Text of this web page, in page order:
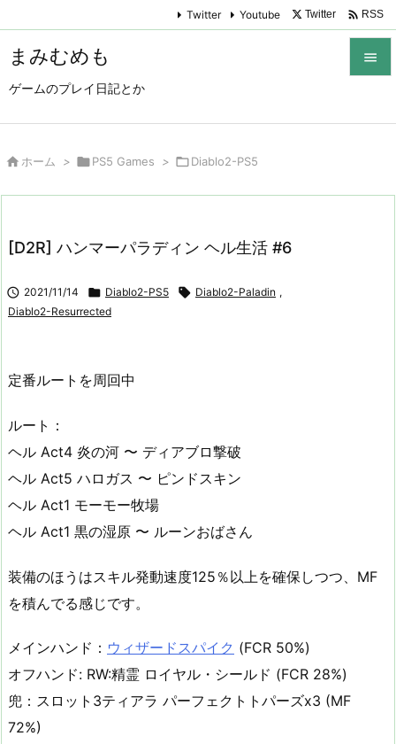
まみむめも
ゲームのプレイ日記とか

Twitter Youtube Twitter  RSS
 ホーム > PS5 Games > Diablo2-PS5
[D2R] ハンマーパラディン ヘル生活 #6
 2021/11/14  Diablo2-PS5  Diablo2-Paladin ,
Diablo2-Resurrected
定番ルートを周回中
ルート：
ヘル Act4 炎の河 〜 ディアブロ撃破
ヘル Act5 ハロガス 〜 ピンドスキン
ヘル Act1 モーモー牧場
ヘル Act1 黒の湿原 〜 ルーンおばさん
装備のほうはスキル発動速度125％以上を確保しつつ、MF
を積んでる感じです。
メインハンド： ウィザードスパイク (FCR 50%)
オフハンド: RW:精霊 ロイヤル・シールド (FCR 28%)
兜：スロット3ティアラ パーフェクトトパーズx3 (MF
72%)